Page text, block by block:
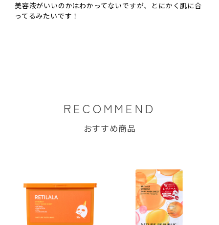
美容液がいいのかはわかってないですが、とにかく肌に合
ってるみたいです！
RECOMMEND
おすすめ商品